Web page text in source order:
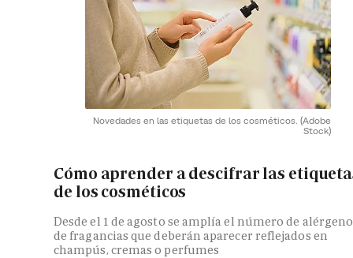
Novedades en las etiquetas de los cosméticos. (Adobe
Stock)
Cómo aprender a descifrar las
de los cosméticos
Desde el 1 de agosto se amplía el número de
de fragancias que deberán aparecer reflejados en
champús, cremas o perfumes